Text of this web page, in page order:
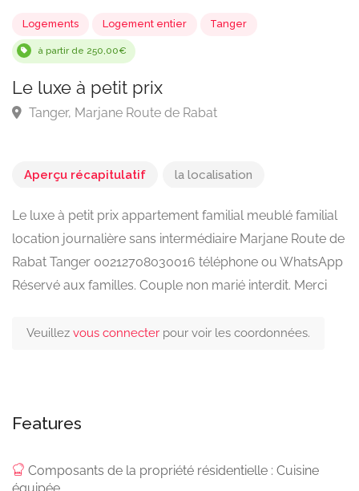
Logements Logement entier
à partir de 250,00€
Aperçu récapitulatif la localisation
Le luxe à petit prix appartement familial meublé familial
location journalière sans intermédiaire Marjane Route de
Rabat Tanger 00212708030016 téléphone ou WhatsApp
Réservé aux familles. Couple non marié interdit. Merci
Veuillez vous connecter pour voir les coordonnées.
Features
Composants de la propriété résidentielle : Cuisine
équipée